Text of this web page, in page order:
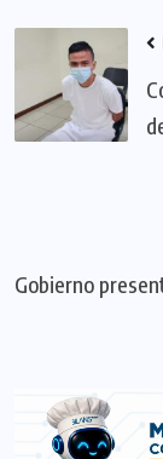
Gobierno